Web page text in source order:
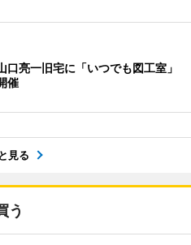
口亮一旧宅に「いつでも図工室」
催
見る
う